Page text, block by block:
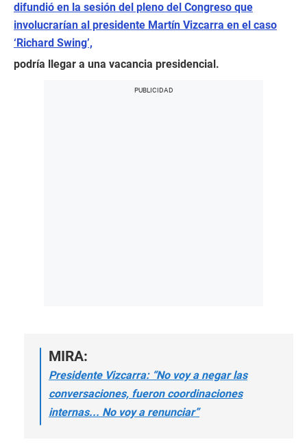
difundió en la sesión del pleno del Congreso que
involucrarían al presidente Martín Vizcarra en el caso
‘Richard Swing’,
podría llegar a una vacancia presidencial.
MIRA:
Presidente Vizcarra: “No voy a negar las
conversaciones, fueron coordinaciones
internas... No voy a renunciar”